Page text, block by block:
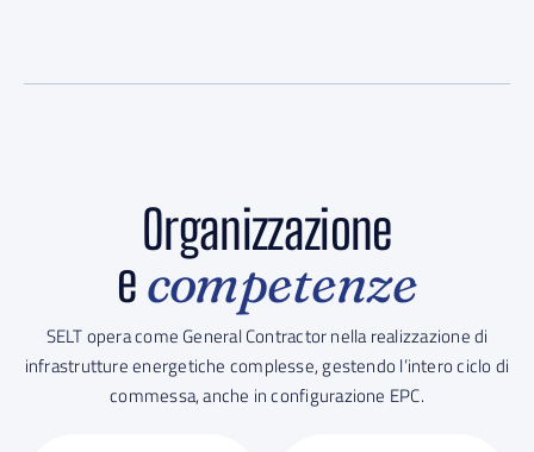
Organizzazione
ecompetenze
SELT opera come General Contractor nella realizzazione di
infrastrutture energetiche complesse, gestendo l’intero ciclo di
commessa, anche in configurazione EPC.